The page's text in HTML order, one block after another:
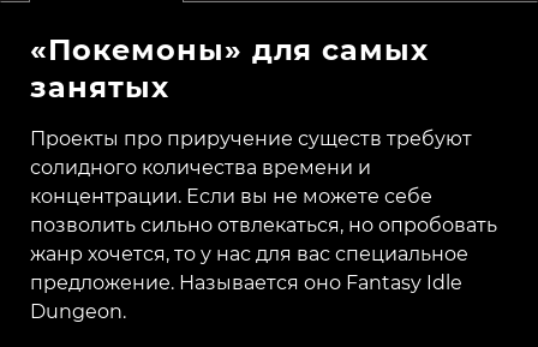
«Покемоны» для самых
занятых
Проекты про приручение существ требуют
солидного количества времени и
концентрации. Если вы не можете себе
позволить сильно отвлекаться, но опробовать
жанр хочется, то у нас для вас специальное
предложение. Называется оно Fantasy Idle
Dungeon.